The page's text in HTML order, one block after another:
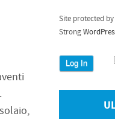
Site protected by
Strong